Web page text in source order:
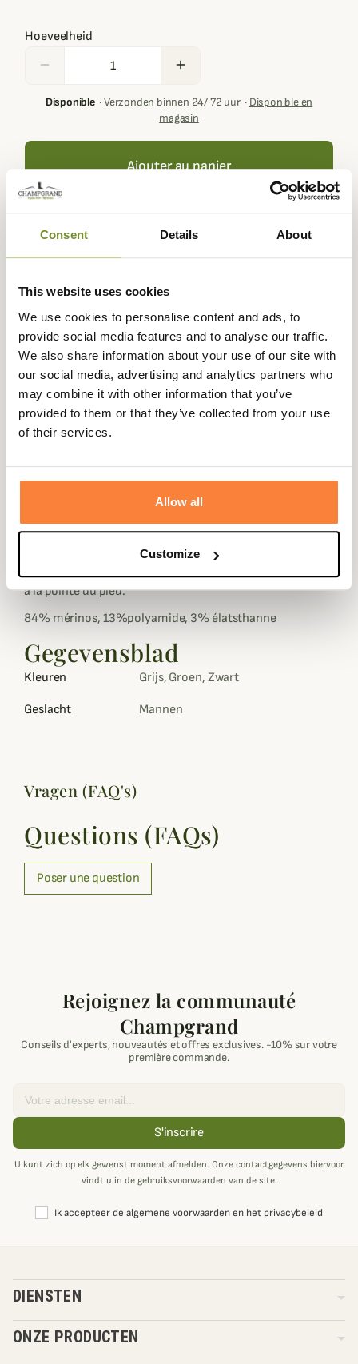
Consent Details About
This website uses cookies
We use cookies to personalise content and ads, to
provide social media features and to analyse our traffic.
We also share information about your use of our site with
our social media, advertising and analytics partners who
may combine it with other information that you’ve
provided to them or that they’ve collected from your use
of their services.
Allow all
Customize
Hoeveelheid
remove add
Disponible·Verzonden binnen 24/ 72 uur· Disponible en
magasin
Ajouter au panier
Your basket must contain at least € 100,00 of products in
Expédié dans
la journée
Échange ou
retour sous
90 jours
Paiement
sécurisé
Paiement en
3 fois dès 100
euros
Beschrijving
Les chaussettes Expedition sont d'épaisses chaussettes
en laine mérinos qui vous offrent un excellent amorti
Très résistantes, elles sont dotées de renforts au talon et
à la pointe du pied.
84% mérinos, 13%polyamide, 3% élatsthanne
Gegevensblad
Kleuren Grijs, Groen, Zwart
Geslacht Mannen
Vragen (FAQ's)
Questions (FAQs)
Poser une question
Rejoignez la communauté
Champgrand
Conseils d'experts, nouveautés et offres exclusives. -10% sur votre
première commande.
S'inscrire
U kunt zich op elk gewenst moment afmelden. Onze contactgegevens hiervoor
vindt u in de gebruiksvoorwaarden van de site.
Ik accepteer de algemene voorwaarden en het privacybeleid
DIENSTEN
ONZE PRODUCTEN